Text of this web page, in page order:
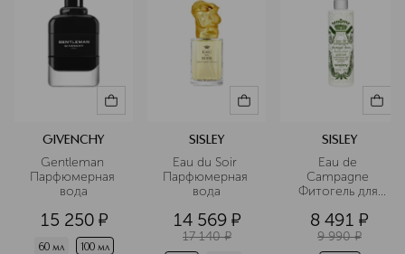
GIVENCHY
Gentleman
Парфюмерная
вода
15 250 ¤
60 мл 100 мл
SISLEY
Eau du Soir
Парфюмерная
вода
14 569 ¤
17 140 ¤
SISLEY
Eau de
Campagne
Фитогель для
8 491 ¤
9 990 ¤